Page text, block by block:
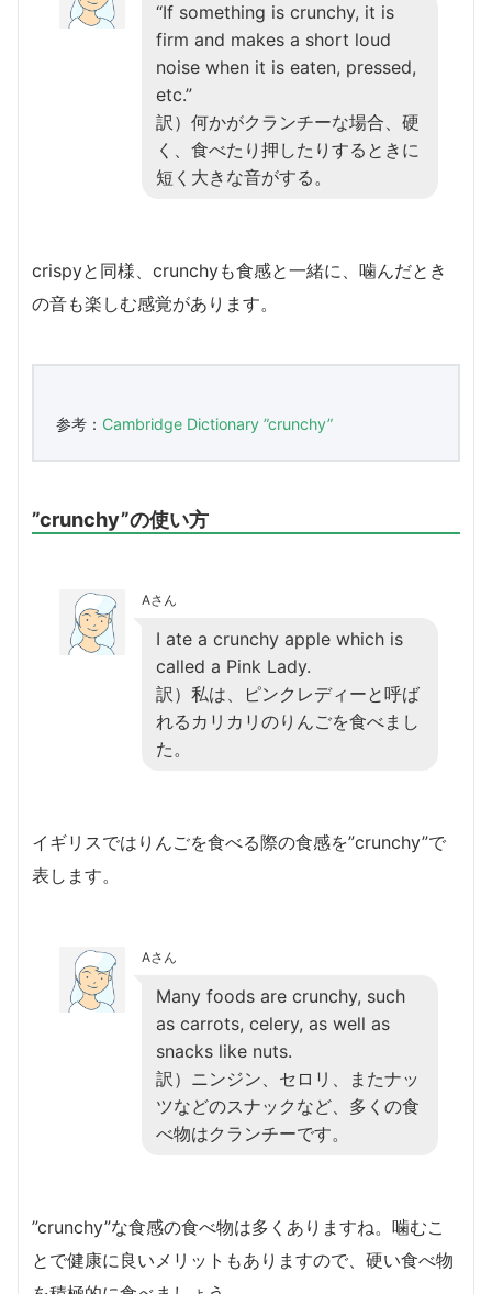
“If something is crunchy, it is
firm and makes a short loud
noise when it is eaten, pressed,
etc.”
訳）何かがクランチーな場合、硬
く、食べたり押したりするときに
短く大きな音がする。
crispyと同様、crunchyも食感と一緒に、噛んだとき
の音も楽しむ感覚があります。
参考： Cambridge Dictionary ”crunchy”
”crunchy”の使い方
Aさん
I ate a crunchy apple which is
called a Pink Lady.
訳）私は、ピンクレディーと呼ば
れるカリカリのりんごを食べまし
た。
イギリスではりんごを食べる際の食感を”crunchy”で
表します。
Aさん
Many foods are crunchy, such
as carrots, celery, as well as
snacks like nuts.
訳）ニンジン、セロリ、またナッ
ツなどのスナックなど、多くの食
べ物はクランチーです。
”crunchy”な食感の食べ物は多くありますね。噛むこ
とで健康に良いメリットもありますので、硬い食べ物